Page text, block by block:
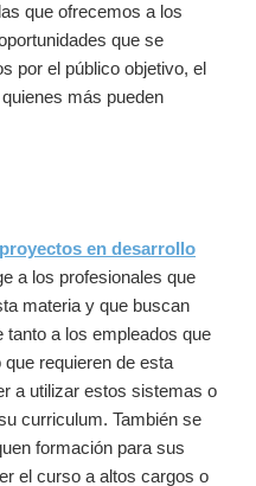
que ofrecemos a los
que se
por el público objetivo, el
más pueden
en desarrollo
a los profesionales que
materia y que buscan
tanto a los empleados que
requieren de esta
a utilizar estos sistemas o
curriculum. También se
formación para sus
el curso a altos cargos o